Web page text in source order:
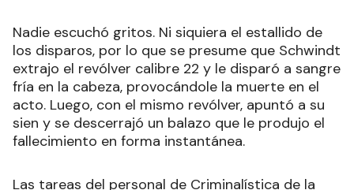
Nadie escuchó gritos. Ni siquiera el estallido de
los disparos, por lo que se presume que Schwindt
extrajo el revólver calibre 22 y le disparó a sangre
fría en la cabeza, provocándole la muerte en el
acto. Luego, con el mismo revólver, apuntó a su
sien y se descerrajó un balazo que le produjo el
fallecimiento en forma instantánea.
Las tareas del personal de Criminalística de la